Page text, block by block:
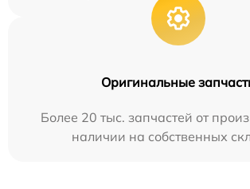
Оригинальные
Более 20 тыс. запчастей от
наличии на собственных